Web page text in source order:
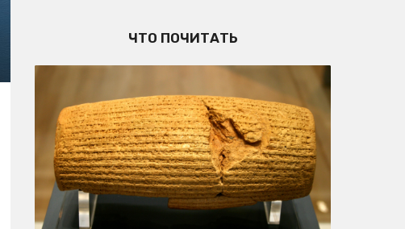
ЧТО ПОЧИТАТЬ